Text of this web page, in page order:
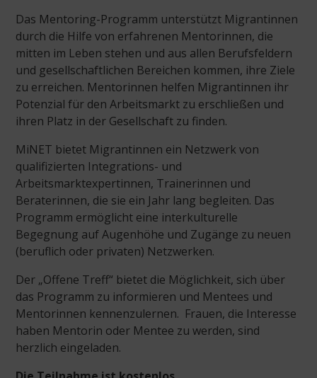
Das Mentoring-Programm unterstützt Migrantinnen
durch die Hilfe von erfahrenen Mentorinnen, die
mitten im Leben stehen und aus allen Berufsfeldern
und gesellschaftlichen Bereichen kommen, ihre Ziele
zu erreichen. Mentorinnen helfen Migrantinnen ihr
Potenzial für den Arbeitsmarkt zu erschließen und
ihren Platz in der Gesellschaft zu finden.
MiNET bietet Migrantinnen ein Netzwerk von
qualifizierten Integrations- und
Arbeitsmarktexpertinnen, Trainerinnen und
Beraterinnen, die sie ein Jahr lang begleiten. Das
Programm ermöglicht eine interkulturelle
Begegnung auf Augenhöhe und Zugänge zu neuen
(beruflich oder privaten) Netzwerken.
Der „Offene Treff“ bietet die Möglichkeit, sich über
das Programm zu informieren und Mentees und
Mentorinnen kennenzulernen. Frauen, die Interesse
haben Mentorin oder Mentee zu werden, sind
herzlich eingeladen.